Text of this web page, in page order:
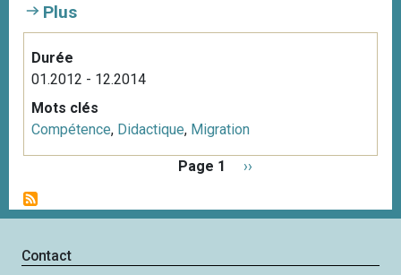
Plus
Durée
01.2012 - 12.2014
Mots clés
Compétence, Didactique, Migration
g
i
a
Page 1
P
g
››
Contact